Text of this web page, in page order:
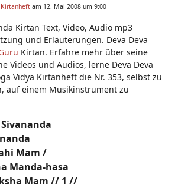
Kirtanheft am 12. Mai 2008 um 9:00
Kirtan Text, Video, Audio mp3
und Erläuterungen. Deva Deva
Kirtan. Erfahre mehr über seine
Videos und Audios, lerne Deva Deva
Vidya Kirtanheft die Nr. 353, selbst zu
auf einem Musikinstrument zu
Mam /
Manda-hasa
Mam // 1 //